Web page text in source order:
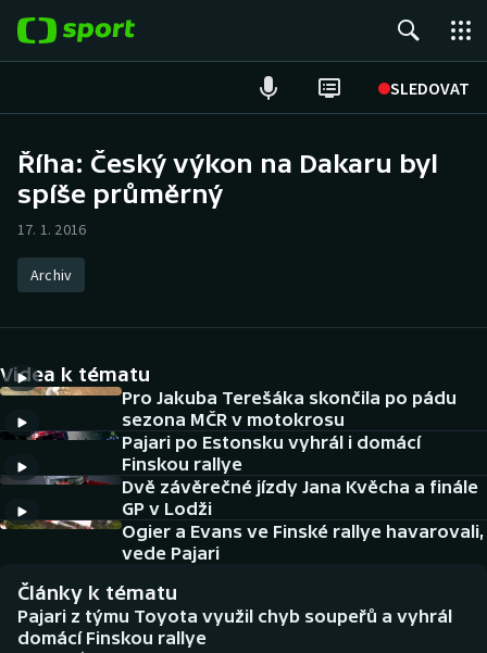
SLEDOVAT
Hokej
Atletika
DALŠÍ SPORTY
Americký fotbal
Baseball a softbal
Biatlon
NEPŘEHLÉDNĚTE
Historické návraty
Aplikace ČT sport
Říha: Český výkon na Dakaru byl
spíše průměrný
17. 1. 2016
Archiv
Videa k tématu
Pro Jakuba Terešáka skončila po pádu
sezona MČR v motokrosu
Pajari po Estonsku vyhrál i domácí
Finskou rallye
Dvě závěrečné jízdy Jana Kvěcha a finále
GP v Lodži
Ogier a Evans ve Finské rallye havarovali,
vede Pajari
Články k tématu
Pajari z týmu Toyota využil chyb soupeřů a vyhrál
domácí Finskou rallye